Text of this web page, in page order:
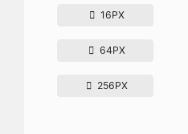
16PX
64PX
256PX